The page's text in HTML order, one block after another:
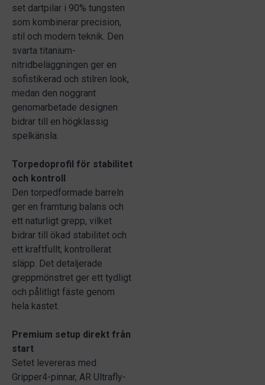
set dartpilar i 90% tungsten
som kombinerar precision,
stil och modern teknik. Den
svarta titanium-
nitridbeläggningen ger en
sofistikerad och stilren look,
medan den noggrant
genomarbetade designen
bidrar till en högklassig
spelkänsla.
Torpedoprofil för stabilitet
och kontroll
Den torpedformade barreln
ger en framtung balans och
ett naturligt grepp, vilket
bidrar till ökad stabilitet och
ett kraftfullt, kontrollerat
släpp. Det detaljerade
greppmönstret ger ett tydligt
och pålitligt fäste genom
hela kastet.
Premium setup direkt från
start
Setet levereras med
Gripper4-pinnar, AR Ultrafly-